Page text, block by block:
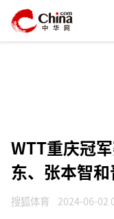
WTT重庆冠
东、张本智
搜狐体育 2024-06-02